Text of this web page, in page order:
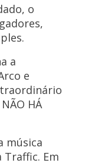
o
a
e
HÁ
música
Traffic. Em